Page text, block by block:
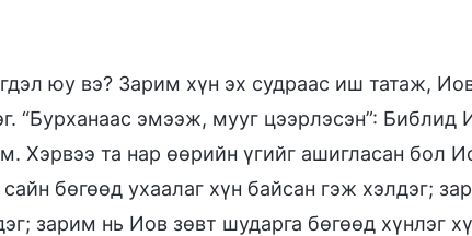
юу вэ? Зарим хүн эх судраас иш татаж,
“Бурханаас эмээж, мууг цээрлэсэн”: Библид
Хэрвээ та нар өөрийн үгийг ашигласан бол
бөгөөд ухаалаг хүн байсан гэж хэлдэг;
зарим нь Иов зөвт шударга бөгөөд хүнлэг